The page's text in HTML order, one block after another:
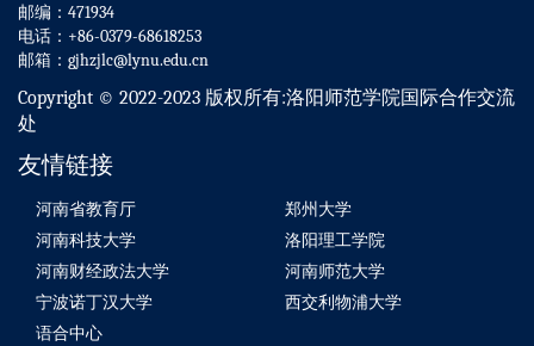
邮编：471934
电话：+86-0379-68618253
邮箱：gjhzjlc@lynu.edu.cn
Copyright © 2022-2023 版权所有:洛阳师范学院国际合作交流
处
友情链接
河南省教育厅
郑州大学
河南科技大学
洛阳理工学院
河南财经政法大学
河南师范大学
宁波诺丁汉大学
西交利物浦大学
语合中心